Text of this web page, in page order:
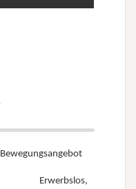
Bewegungsangebot
Erwerbslos,